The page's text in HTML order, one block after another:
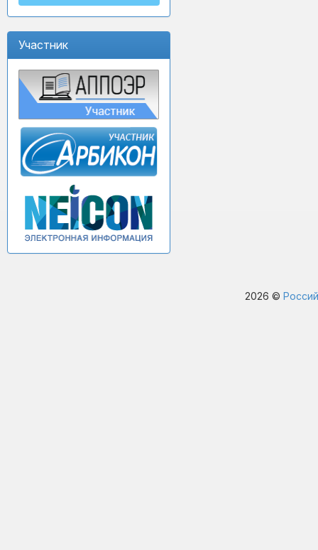
Участник
2026 ©